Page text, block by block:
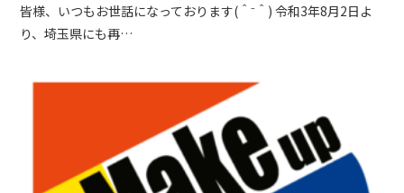
皆様、いつもお世話になっております(＾⁻＾) 令和3年8月2日よ
り、埼玉県にも再…